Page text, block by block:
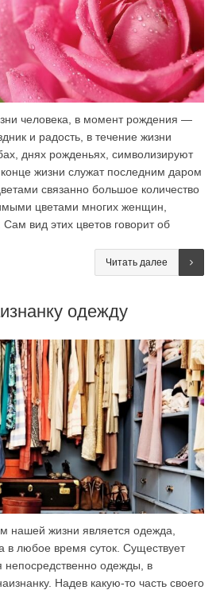
человека, в момент рождения —
и радость, в течение жизни
днях рожденьях, символизируют
жизни служат последним даром
связанно большое количество
цветами многих женщин,
вид этих цветов говорит об
Читать далее
одежду
нашей жизни является одежда,
в любое время суток. Существует
одежды, в
Надев какую-то часть своего